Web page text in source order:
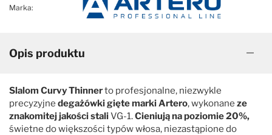
Marka:
Opis produktu
Slalom Curvy Thinnerto profesjonalne, niezwykle
precyzyjne degażówki gięte marki Artero, wykonane ze
znakomitej jakości staliVG-1.Cieniują na poziomie 20%,
świetne do większości typów włosa, niezastąpione do